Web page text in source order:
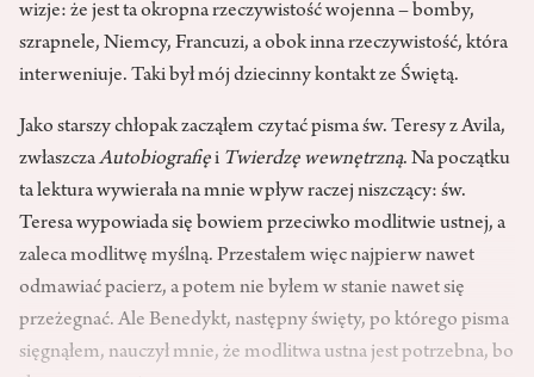
wizje: że jest ta okropna rzeczywistość wojenna – bomby,
szrapnele, Niemcy, Francuzi, a obok inna rzeczywistość, która
interweniuje. Taki był mój dziecinny kontakt ze Świętą.
Jako starszy chłopak zacząłem czytać pisma św. Teresy z Avila,
zwłaszczaAutobiografięi Twierdzę wewnętrzną. Na początku
ta lektura wywierała na mnie wpływ raczej niszczący: św.
Teresa wypowiada się bowiem przeciwko modlitwie ustnej, a
zaleca modlitwę myślną. Przestałem więc najpierw nawet
odmawiać pacierz, a potem nie byłem w stanie nawet się
przeżegnać. Ale Benedykt, następny święty, po którego pisma
sięgnąłem, nauczył mnie, że modlitwa ustna jest potrzebna, bo